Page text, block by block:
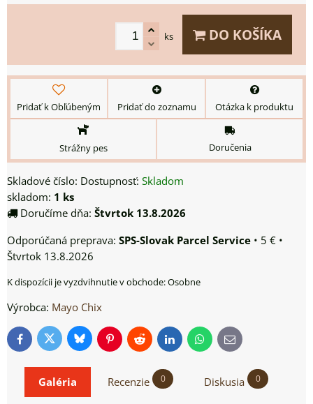
ks DO KOŠÍKA
Pridať k Obľúbeným Pridať do zoznamu Otázka k produktu
Strážny pes Doručenia
Skladové číslo: Dostupnosť: Skladom
skladom: 1 ks
Doručíme dňa: Štvrtok 13.8.2026
SPS-Slovak Parcel Service • 5 € •
Štvrtok 13.8.2026
Osobne
Výrobca: Mayo Chix
FacebookTwitterBlueskyPinterestReddit LinkedInWhatsApp
E-
mail
Galéria Recenzie 0 Diskusia 0